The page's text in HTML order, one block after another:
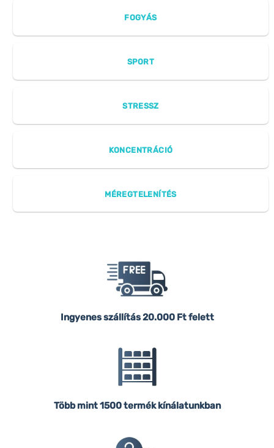
FOGYÁS
SPORT
STRESSZ
KONCENTRÁCIÓ
MÉREGTELENÍTÉS
Ingyenes szállítás20.000 Ft felett
Több mint 1500 termék kínálatunkban